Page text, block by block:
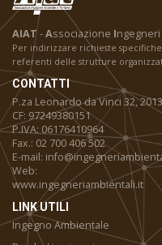
AIAT-Associazione I
Per indirizzare richieste
referenti delle strutture
CONTATTI
P.za Leonardo da Vinci 32,
CF: 97249380151
P.IVA: 06176410964
Fax.: 02 700 406 502
E-mail:
Web:
www.ingegneriambientali.it
LINK UTILI
Ingegno Ambientale